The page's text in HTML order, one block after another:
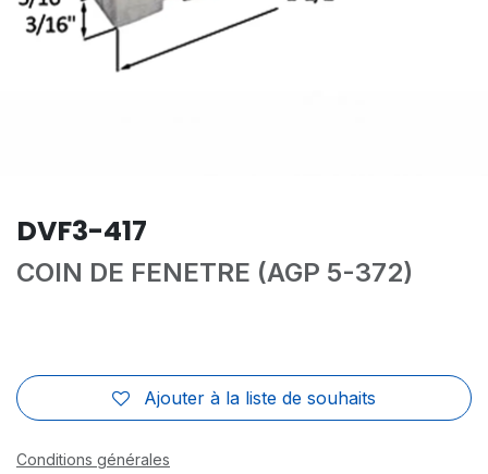
DVF3-417
COIN DE FENETRE (AGP 5-372)
Ajouter à la liste de souhaits
Conditions générales